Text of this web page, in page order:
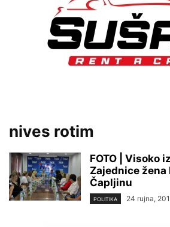
nives rotim
FOTO | Visoko
Zajednice žena
Čapljinu
POLITIKA 24 rujna,